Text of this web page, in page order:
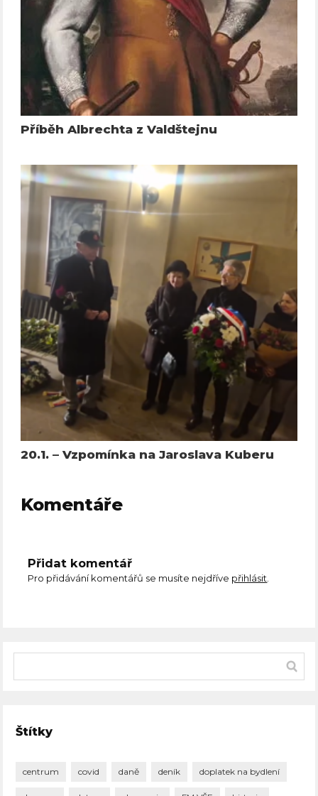
Příběh Albrechta z Valdštejnu
20.1. – Vzpomínka na Jaroslava Kuberu
Komentáře
Přidat komentář
Pro přidávání komentářů se musíte nejdříve přihlásit
Štítky
centrum covid daně deník doplatek na bydlení